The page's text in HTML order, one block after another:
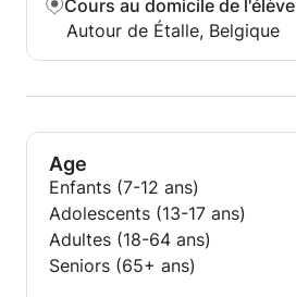
Cours au domicile de l'élève
Autour de Étalle, Belgique
Age
Enfants (7-12 ans)
Adolescents (13-17 ans)
Adultes (18-64 ans)
Seniors (65+ ans)